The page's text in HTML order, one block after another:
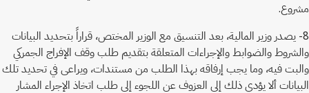
مشروع.
8- يصدر وزير المالية، بعد التنسيق مع الوزير المختص، قراراً بتحديد البيانات
والشروط والضوابط والإجراءات المتعلقة بتقديم طلب وقف الإفراج الجمركي
والبت فيه، وما يجب إرفاقه بهذا الطلب من مستندات، ويراعى في تحديد تلك
البيانات ألا يؤدي ذلك إلى العزوف عن اللجوء إلى طلب اتخاذ الإجراء المشار